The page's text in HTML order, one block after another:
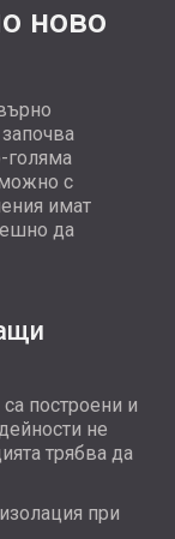
ново
голяма
с
имат
да
построени и
не
трябва да
при